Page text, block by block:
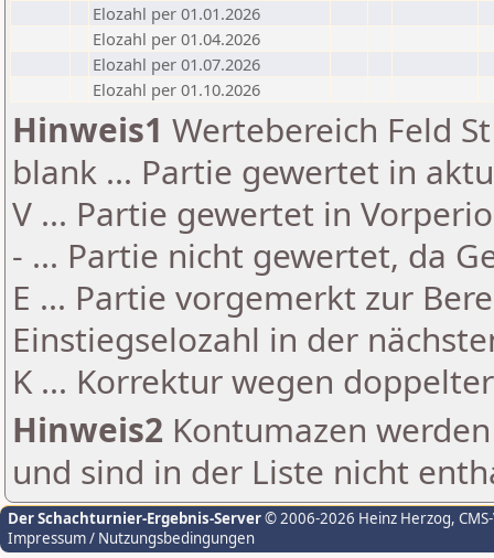
Elozahl per 01.01.2026
Elozahl per 01.04.2026
Elozahl per 01.07.2026
Elozahl per 01.10.2026
Hinweis1 Wertebereich Feld
blank ... Partie gewertet in
V ... Partie gewertet in
- ... Partie nicht gewertet, da
E ... Partie vorgemerkt zur
Einstiegselozahl in der
K ... Korrektur wegen
Hinweis2 Kontumazen
und sind in der Liste nicht
Der Schachturnier-Ergebnis-Server© 2006-2026 Heinz Herzog,
Impressum / Nutzungsbedingungen